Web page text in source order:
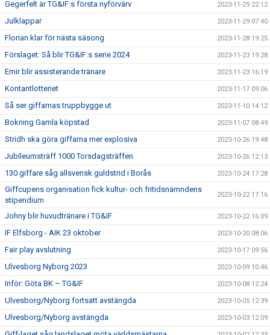
Gegerfelt är TG&IF:s första nyförvärv 2023-11-29 22:12
Julklappar 2023-11-29 07:40
Florian klar för nästa säsong 2023-11-28 19:25
Förslaget: Så blir TG&IF:s serie 2024 2023-11-23 19:28
Emir blir assisterande tränare 2023-11-23 16:19
Kontantlotteriet 2023-11-17 09:06
Så ser giffarnas truppbygge ut 2023-11-10 14:12
Bokning Gamla köpstad 2023-11-07 08:49
Stridh ska göra giffarna mer explosiva 2023-10-26 19:48
Jubileumsträff 1000 Torsdagsträffen 2023-10-26 12:13
130 giffare såg allsvensk guldstrid i Borås 2023-10-24 17:28
Giffcupens organisation fick kultur- och fritidsnämndens
stipendium
2023-10-22 17:16
Johny blir huvudtränare i TG&IF 2023-10-22 16:09
IF Elfsborg - AIK 23 oktober 2023-10-20 08:06
Fair play avslutning 2023-10-17 09:56
Ulvesborg Nyborg 2023 2023-10-09 10:46
Inför: Göta BK – TG&IF 2023-10-08 12:24
Ulvesborg/Nyborg fortsatt avstängda 2023-10-05 12:39
Ulvesborg/Nyborg avstängda 2023-10-03 12:09